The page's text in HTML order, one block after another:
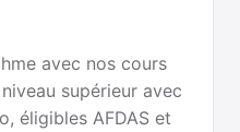
avec nos cours
supérieur avec
éligibles AFDAS et